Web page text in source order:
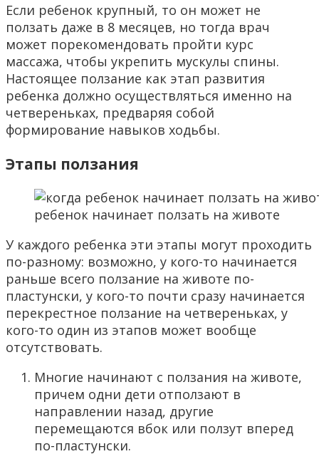
Если ребенок крупный, то он может не
ползать даже в 8 месяцев, но тогда врач
может порекомендовать пройти курс
массажа, чтобы укрепить мускулы спины.
Настоящее ползание как этап развития
ребенка должно осуществляться именно на
четвереньках, предваряя собой
формирование навыков ходьбы.
Этапы ползания
ребенок начинает ползать на животе
У каждого ребенка эти этапы могут проходить
по-разному: возможно, у кого-то начинается
раньше всего ползание на животе по-
пластунски, у кого-то почти сразу начинается
перекрестное ползание на четвереньках, у
кого-то один из этапов может вообще
отсутствовать.
Многие начинают с ползания на животе,
причем одни дети отползают в
направлении назад, другие
перемещаются вбок или ползут вперед
по-пластунски.